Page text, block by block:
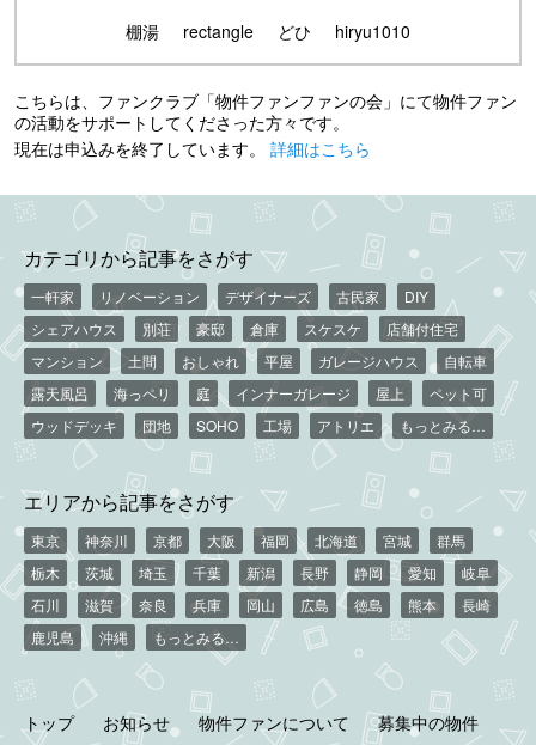
棚湯
rectangle どひ hiryu1010
こちらは、ファンクラブ「物件ファンファンの会」にて物件ファン
の活動をサポートしてくださった方々です。
現在は申込みを終了しています。 詳細はこちら
カテゴリから記事をさがす
一軒家 リノベーション デザイナーズ 古民家
DIY
シェアハウス
別荘 豪邸 倉庫 スケスケ
店舗付住宅
マンション
土間 おしゃれ 平屋 ガレージハウス
自転車
露天風呂
海っペリ 庭 インナーガレージ 屋上
ペット可
ウッドデッキ
団地 SOHO 工場 アトリエ もっとみる…
エリアから記事をさがす
東京 神奈川 京都 大阪 福岡 北海道 宮城
群馬
栃木
茨城 埼玉 千葉 新潟 長野 静岡 愛知
岐阜
石川
滋賀 奈良 兵庫 岡山 広島 徳島 熊本
長崎
鹿児島
沖縄 もっとみる…
トップ お知らせ 物件ファンについて 募集中の物件